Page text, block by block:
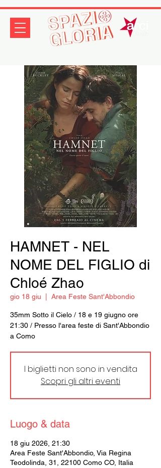
HAMNET - NEL
NOME DEL FIGLIO di
Chloé Zhao
gio 18 giu Area Feste Sant'Abbondio
35mm Sotto il Cielo / 18 e 19 giugno ore
21:30 / Presso l'area feste di Sant'Abbondio
a Como
I biglietti non sono in vendita
Scopri gli altri eventi
Luogo & data
18 giu 2026, 21:30
Area Feste Sant'Abbondio, Via Regina
Teodolinda, 31, 22100 Como CO, Italia